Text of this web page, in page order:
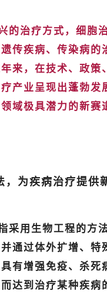
的治疗方式，细胞
传疾病、传染病的
来，在技术、政策
产业呈现出蓬勃发
域极具潜力的新赛
，为疾病治疗提供
采用生物工程的方
通过体外扩增、特
有增强免疫、杀死
达到治疗某种疾病